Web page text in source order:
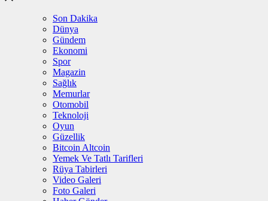
Son Dakika
Dünya
Gündem
Ekonomi
Spor
Magazin
Sağlık
Memurlar
Otomobil
Teknoloji
Oyun
Güzellik
Bitcoin Altcoin
Yemek Ve Tatlı Tarifleri
Rüya Tabirleri
Video Galeri
Foto Galeri